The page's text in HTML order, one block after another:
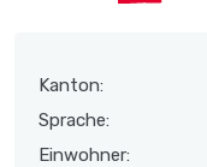
Kanton:
Sprache:
Einwohner: